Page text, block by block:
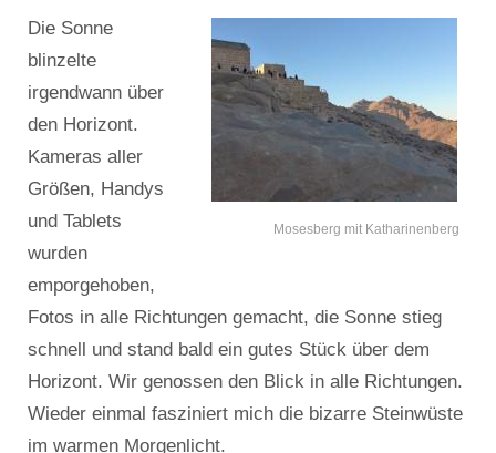
Mosesberg mit Katharinenberg
Die Sonne
blinzelte
irgendwann über
den Horizont.
Kameras aller
Größen, Handys
und Tablets
wurden
emporgehoben,
Fotos in alle Richtungen gemacht, die Sonne stieg
schnell und stand bald ein gutes Stück über dem
Horizont. Wir genossen den Blick in alle Richtungen.
Wieder einmal fasziniert mich die bizarre Steinwüste
im warmen Morgenlicht.